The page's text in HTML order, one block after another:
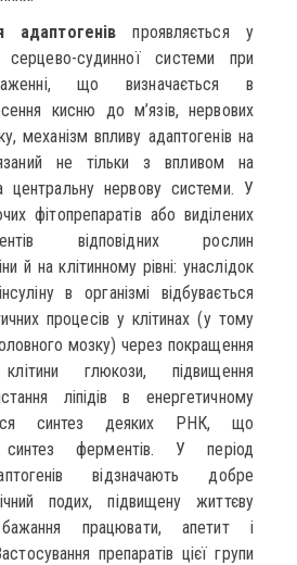
адаптогенів проявляється у
серцево-судинної системи при
що визначається в
кисню до м’язів, нервових
механізм впливу адаптогенів на
не тільки з впливом на
центральну нервову системи. У
фітопрепаратів або виділених
відповідних рослин
й на клітинному рівні: унаслідок
в організмі відбувається
процесів у клітинах (у тому
мозку) через покращення
глюкози, підвищення
ліпідів в енергетичному
синтез деяких РНК, що
синтез ферментів. У період
відзначають добре
подих, підвищену життєву
працювати, апетит і
препаратів цієї групи